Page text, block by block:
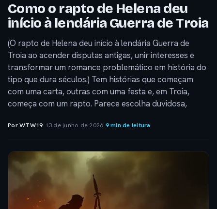
Como o rapto de Helena deu
início à lendária Guerra de Troia
(O rapto de Helena deu início à lendária Guerra de
Troia ao acender disputas antigas, unir interesses e
transformar um romance problemático em história do
tipo que dura séculos.) Tem histórias que começam
com uma carta, outras com uma festa e, em Troia,
começa com um rapto. Parece escolha duvidosa,
Por WTW19· 13 de junho de 2026·9 min de leitura